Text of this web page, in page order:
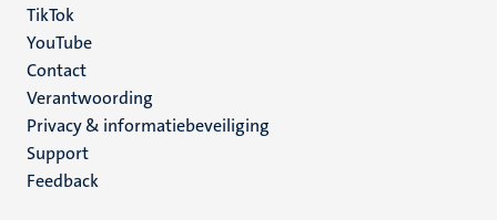
TikTok
YouTube
Menu
footer
(NL)
Contact
Verantwoording
Privacy & informatiebeveiliging
Support
Feedback